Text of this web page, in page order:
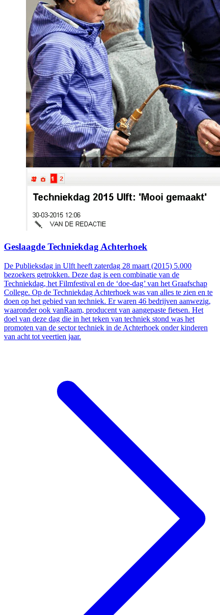
Geslaagde Techniekdag Achterhoek
De Publieksdag in Ulft heeft zaterdag 28 maart (2015) 5.000
bezoekers getrokken. Deze dag is een combinatie van de
Techniekdag, het Filmfestival en de ‘doe-dag’ van het Graafschap
College. Op de Techniekdag Achterhoek was van alles te zien en te
doen op het gebied van techniek. Er waren 46 bedrijven aanwezig,
waaronder ook vanRaam, producent van aangepaste fietsen. Het
doel van deze dag die in het teken van techniek stond was het
promoten van de sector techniek in de Achterhoek onder kinderen
van acht tot veertien jaar.